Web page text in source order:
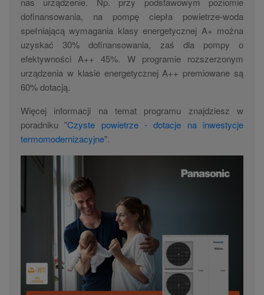
dofinansowania, na pompę ciepła powietrze-woda
spełniającą wymagania klasy energetycznej A+ można
uzyskać 30% dofinansowania, zaś dla pompy o
efektywności A++ 45%. W programie rozszerzonym
urządzenia w klasie energetycznej A++ premiowane są
60% dotacją.
Więcej informacji na temat programu znajdziesz w
poradniku "Czyste powietrze - dotacje na inwestycje
termomodernizacyjne".